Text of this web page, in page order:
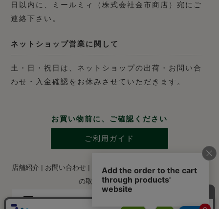
日以内に、ミールミィ（株式会社金市商店）宛にご
連絡下さい。
ネットショップ営業に関して
土・日・祝日は、ネットショップの出荷・お問い合
わせ・入金確認をお休みさせていただきます。
お買い物前に、ご確認ください
ご利用ガイド
店舗紹介 お問い合わせ 特定商取引法に関する表示| 個人情報
の取り扱いについて